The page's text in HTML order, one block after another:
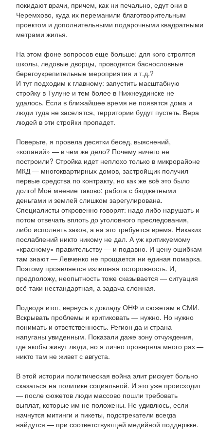
покидают врачи, причем, как ни печально, едут они в
Черемхово, куда их переманили благотворительным
проектом и дополнительными подарочными квадратными
метрами жилья.
На этом фоне вопросов еще больше: для кого строятся
школы, ледовые дворцы, проводятся баснословные
берегоукрепительные мероприятия и т.д.?
И тут подходим к главному: запустить масштабную
стройку в Тулуне и тем более в Нижнеудинске не
удалось. Если в ближайшее время не появятся дома и
люди туда не заселятся, территории будут пустеть. Вера
людей в эти стройки пропадет.
Поверьте, я провела десятки бесед, выяснений,
«копаний» — в чем же дело? Почему ничего не
построили? Стройка идет неплохо только в микрорайоне
МКД — многоквартирных домов, застройщик получил
первые средства по контракту, но как же всё это было
долго! Моё мнение таково: работа с бюджетными
деньгами и землей слишком зарегулирована.
Специалисты откровенно говорят: надо либо нарушать и
потом отвечать вплоть до уголовного преследования,
либо исполнять закон, а на это требуется время. Никаких
послаблений никто никому не дал. А уж критикуемому
«красному» правительству — и подавно. И цену ошибкам
там знают — Левченко не прощается ни единая помарка.
Поэтому проявляется излишняя осторожность. И,
предположу, неопытность тоже сказывается — ситуация
всё-таки нестандартная, а задача сложная.
Подводя итог, вернусь к докладу ОНФ и сюжетам в СМИ.
Вскрывать проблемы и критиковать — нужно. Но нужно
понимать и ответственность. Регион да и страна
напуганы увиденным. Показали даже зону отчуждения,
где якобы живут люди, но я лично проверяла много раз —
никто там не живет с августа.
В этой истории политическая война элит рискует больно
сказаться на политике социальной. И это уже происходит
— после сюжетов люди массово пошли требовать
выплат, которые им не положены. Не удивлюсь, если
начнутся митинги и пикеты, подстрекатели всегда
найдутся — при соответствующей медийной поддержке.